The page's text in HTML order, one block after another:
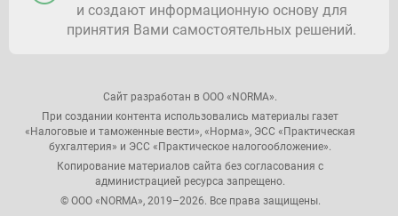
и создают информационную основу для
принятия Вами самостоятельных решений.
Сайт разработан в ООО «NORMA».
При создании контента использовались материалы газет
«Налоговые и таможенные вести», «Норма», ЭСС «Практическая
бухгалтерия» и ЭСС «Практическое налогообложение».
Копирование материалов сайта без согласования с
администрацией ресурса запрещено.
© ООО «NORMA», 2019–2026. Все права защищены.